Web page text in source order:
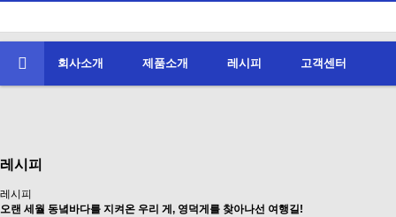
회사소개 제품소개 레시피 고객센터
레시피
레시피
오랜 세월 동녘바다를 지켜온 우리 게, 영덕게를 찾아나선 여행길!